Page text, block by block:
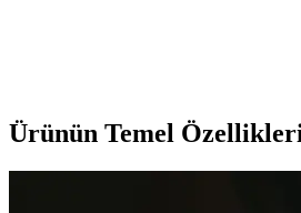
Ürünün Temel